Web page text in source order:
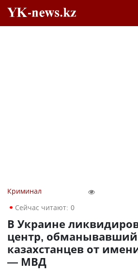
Криминал
Сейчас читают: 0
В Украине
центр, обманывавший
казахстанцев от
— МВД